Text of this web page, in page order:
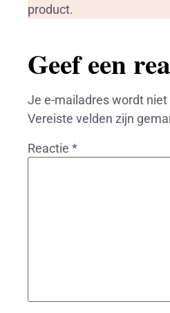
product.
Geef een
Je e-mailadres wordt niet
Vereiste velden zijn
Reactie *